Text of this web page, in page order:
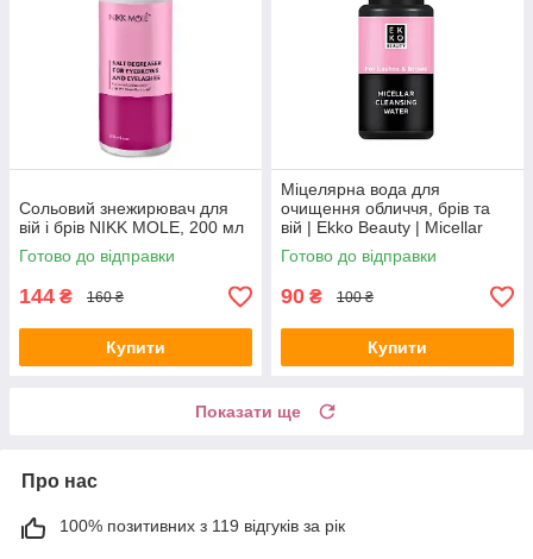
Сольовий знежирювач для
вій і брів NIKK MOLE, 200 мл
Готово до відправки
144 ₴ 160 ₴
Купити
Міцелярна вода для
очищення обличчя, брів та
вій | Ekko Beauty | Micellar
Cleansing Water, 50мл
Готово до відправки
90 ₴ 100 ₴
Купити
Показати ще
Про нас
100% позитивних з 119 відгуків за рік